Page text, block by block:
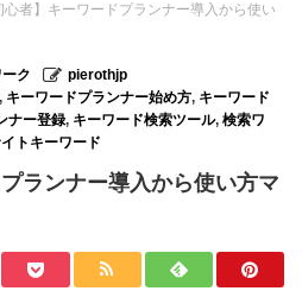
a
g
a
o
心者】キーワードプランナー導入から使い
ク
pierothjp
, キーワードプランナー始め方, キーワード
ナー登録, キーワード検索ツール, 検索ワ
トキーワード
ランナー導入から使い方マ